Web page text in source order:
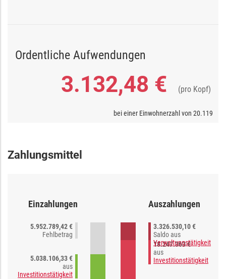
Ordentliche Aufwendungen
3.132,48 € (pro Kopf)
bei einer Einwohnerzahl von 20.119
Zahlungsmittel
Einzahlungen
5.952.789,42 €
Fehlbetrag
5.038.106,33 €
aus
Investitionstätigkeit
Auszahlungen
3.326.530,10 €
Saldo aus
Verwaltungstätigkeit
18.247.363 €
aus
Investitionstätigkeit